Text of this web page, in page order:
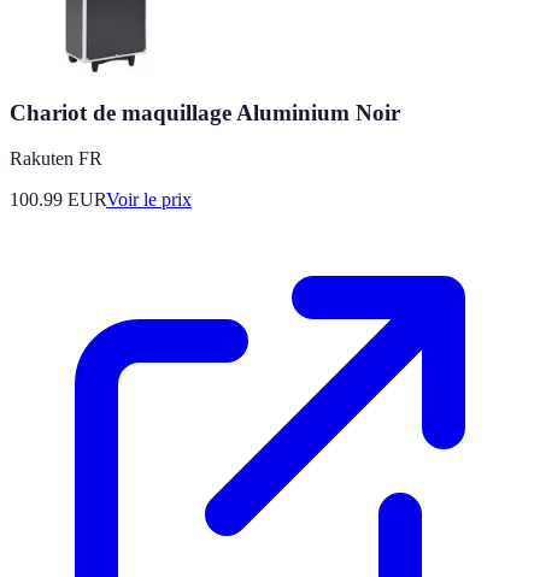
Chariot de maquillage Aluminium Noir
Rakuten FR
100.99 EURVoir le prix